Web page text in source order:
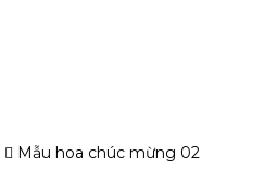
Mẫu hoa chúc mừng 02